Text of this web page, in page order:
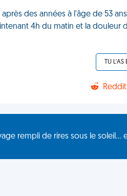
des années à l'âge de 53
4h du matin et la douleur
TU L'AS
Reddit
rempli de rires sous le soleil...